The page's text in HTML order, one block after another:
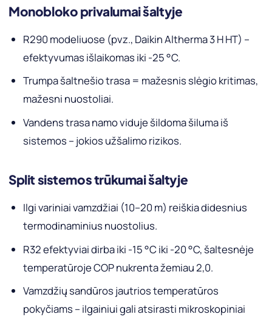
Monobloko privalumai šaltyje
R290 modeliuose (pvz., Daikin Altherma 3 H HT) –
efektyvumas išlaikomas iki -25 °C.
Trumpa šaltnešio trasa = mažesnis slėgio kritimas,
mažesni nuostoliai.
Vandens trasa namo viduje šildoma šiluma iš
sistemos – jokios užšalimo rizikos.
Split sistemos trūkumai šaltyje
Ilgi variniai vamzdžiai (10–20 m) reiškia didesnius
termodinaminius nuostolius.
R32 efektyviai dirba iki -15 °C iki -20 °C, šaltesnėje
temperatūroje COP nukrenta žemiau 2,0.
Vamzdžių sandūros jautrios temperatūros
pokyčiams – ilgainiui gali atsirasti mikroskopiniai